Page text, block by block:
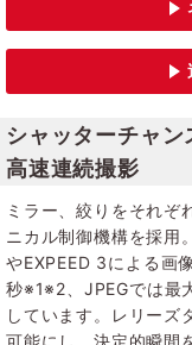
シャッターチャ
高速連続撮影
ミラー、絞りをそれぞ
ニカル制御機構を採用
やEXPEED 3による画
秒※1※2、JPEGでは最
しています。レリー